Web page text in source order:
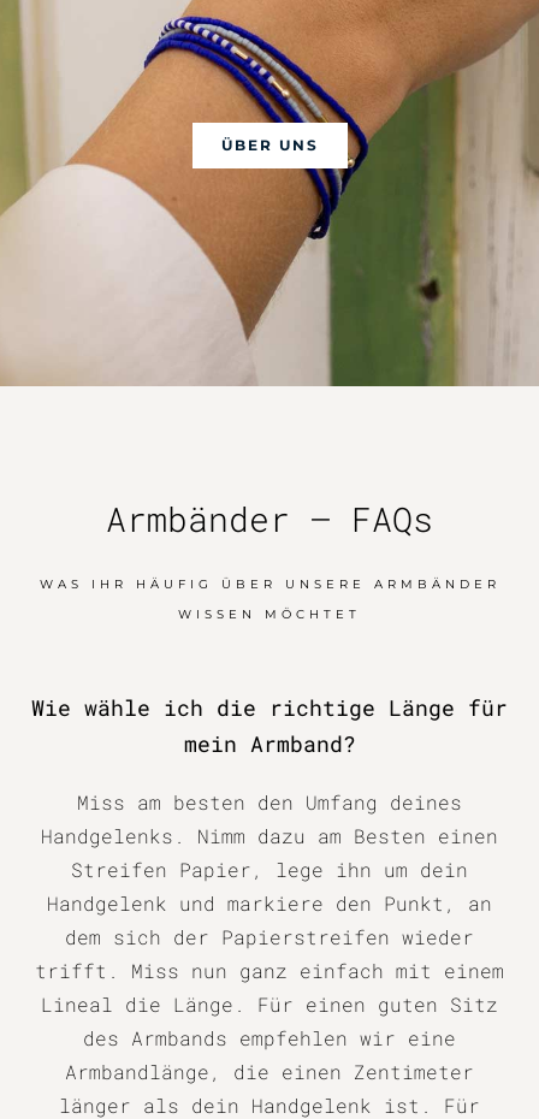
ÜBER UNS
Armbänder – FAQs
WAS IHR HÄUFIG ÜBER UNSERE ARMBÄNDER
WISSEN MÖCHTET
Wie wähle ich die richtige Länge für
mein Armband?
Miss am besten den Umfang deines
Handgelenks. Nimm dazu am Besten einen
Streifen Papier, lege ihn um dein
Handgelenk und markiere den Punkt, an
dem sich der Papierstreifen wieder
trifft. Miss nun ganz einfach mit einem
Lineal die Länge. Für einen guten Sitz
des Armbands empfehlen wir eine
Armbandlänge, die einen Zentimeter
länger als dein Handgelenk ist. Für